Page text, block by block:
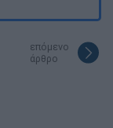
επόμενο
άρθρο